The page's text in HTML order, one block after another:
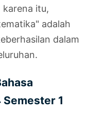
karena itu,
adalah
dalam
1